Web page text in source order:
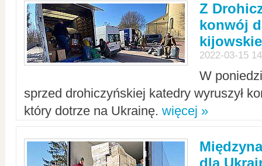
Z
konwój
2022-03-15
W
sprzed drohiczyńskiej katedry wyruszył
który dotrze na Ukrainę. więcej »